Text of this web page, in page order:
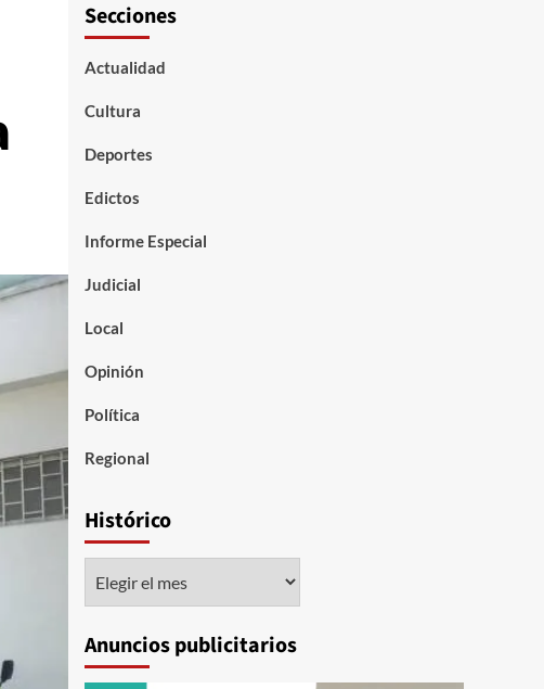
Secciones
Actualidad
Cultura
Deportes
Edictos
Informe Especial
Judicial
Local
Opinión
Política
Regional
Histórico
Anuncios publicitarios